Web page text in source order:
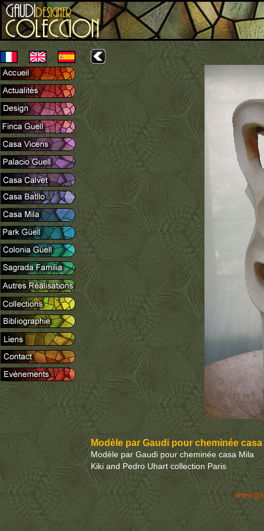
Modèle par Gaudi pour cheminée casa
Modèle par Gaudi pour cheminée casa Mila
Kiki and Pedro Uhart collection Paris